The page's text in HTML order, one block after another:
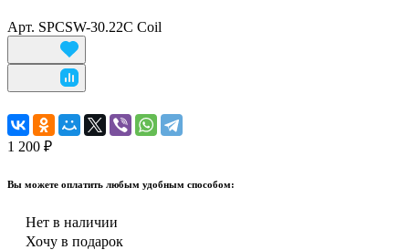
Арт. SPCSW-30.22С Coil
1 200 ₽
Вы можете оплатить любым удобным способом:
Нет в наличии
Хочу в подарок